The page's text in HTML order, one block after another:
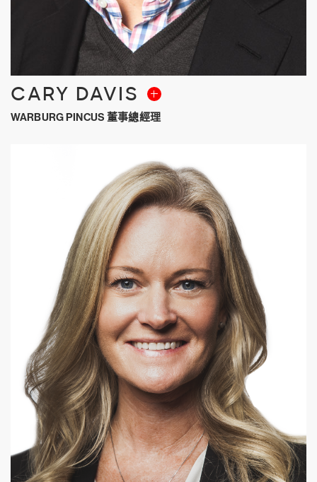
CARY DAVIS
WARBURG PINCUS 董事總經理